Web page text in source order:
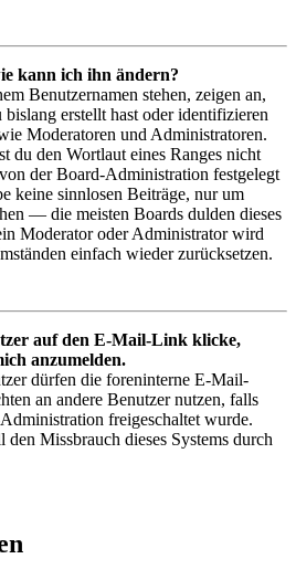
kann ich ihn ändern?
Benutzernamen stehen, zeigen an,
erstellt hast oder identifizieren
Moderatoren und Administratoren.
du den Wortlaut eines Ranges nicht
der Board-Administration festgelegt
keine sinnlosen Beiträge, nur um
— die meisten Boards dulden dieses
Moderator oder Administrator wird
einfach wieder zurücksetzen.
auf den E-Mail-Link klicke,
anzumelden.
dürfen die foreninterne E-Mail-
an andere Benutzer nutzen, falls
freigeschaltet wurde.
den Missbrauch dieses Systems durch